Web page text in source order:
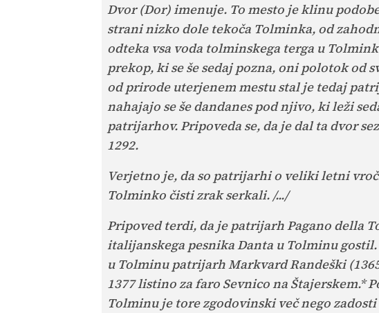
Dvor (Dor) imenuje. To mesto je klinu
strani nizko dole tekoča Tolminka, od
odteka vsa voda tolminskega terga u
prekop, ki se še sedaj pozna, oni polotok od
od prirode uterjenem mestu stal je tedaj
nahajajo se še dandanes pod njivo, ki leži
patrijarhov. Pripoveda se, da je dal ta dvor
1292.
Verjetno je, da so patrijarhi o veliki letni
Tolminko čisti zrak serkali. /.../
Pripoved terdi, da je patrijarh Pagano della
italijanskega pesnika Danta u Tolminu
u Tolminu patrijarh Markvard Randeški
1377 listino za faro Sevnico na
Tolminu je tore zgodovinski več nego